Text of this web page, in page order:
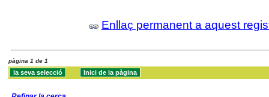
Enllaç permanent a aquest
pàgina 1 de 1